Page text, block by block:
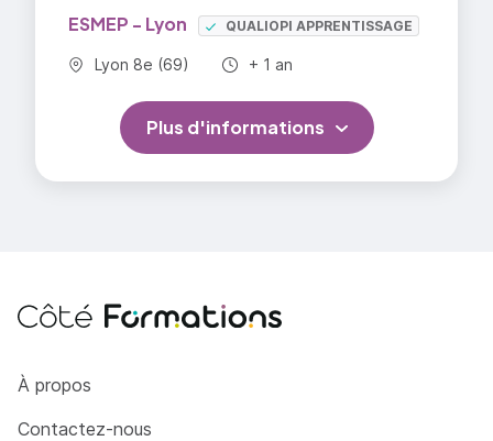
ESMEP - Lyon QUALIOPI APPRENTISSAGE
Commune :
Lyon 8e (69) Durée totale :
+ 1 an
Plus d'informations
Côté Formations
À propos
Contactez-nous